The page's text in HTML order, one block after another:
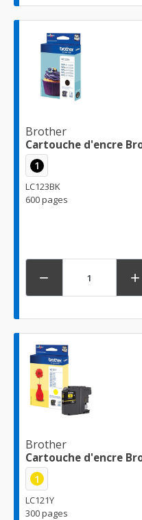
Brother
Cartouche d'encre
1
LC123BK
600 pages
 
Brother
Cartouche d'encre
1
LC121Y
300 pages